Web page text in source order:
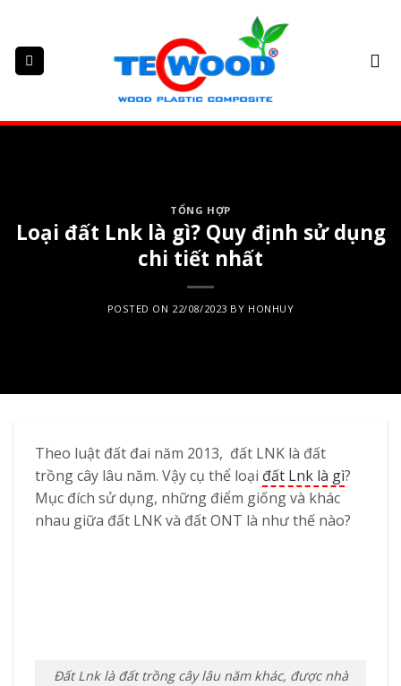
content
TỔNG HỢP
Loại đất Lnk là gì? Quy định sử dụng
chi tiết nhất
POSTED ON 22/08/2023 BY HONHUY
Theo luật đất đai năm 2013, đất LNK là đất
trồng cây lâu năm. Vậy cụ thể loại đất Lnk là gì?
Mục đích sử dụng, những điểm giống và khác
nhau giữa đất LNK và đất ONT là như thế nào?
Đất Lnk là đất trồng cây lâu năm khác, được nhà